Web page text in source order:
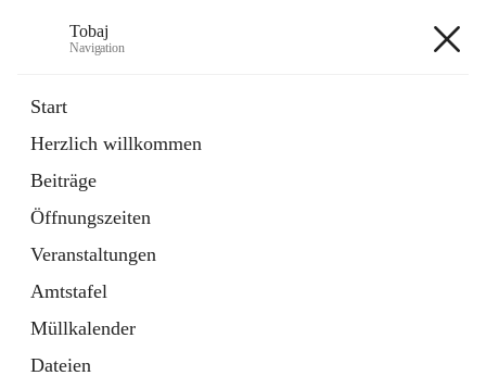
Tobaj
Navigation
Start
Herzlich willkommen
Beiträge
Öffnungszeiten
Veranstaltungen
Amtstafel
Müllkalender
Dateien
Externe Webseite
in
Tab
Formulare
2 Schnellzugriffe